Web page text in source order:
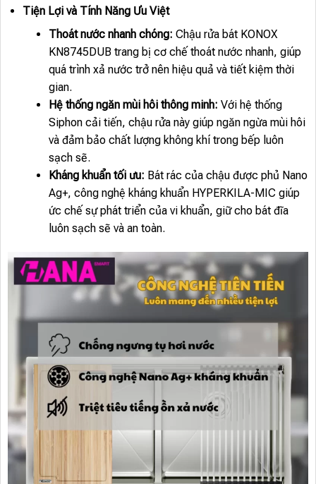
Tiện Lợi và Tính Năng Ưu Việt
Thoát nước nhanh chóng: Chậu rửa bát KONOX
KN8745DUB trang bị cơ chế thoát nước nhanh, giúp
quá trình xả nước trở nên hiệu quả và tiết kiệm thời
gian.
Hệ thống ngăn mùi hôi thông minh: Với hệ thống
Siphon cải tiến, chậu rửa này giúp ngăn ngừa mùi hôi
và đảm bảo chất lượng không khí trong bếp luôn
sạch sẽ.
Kháng khuẩn tối ưu: Bát rác của chậu được phủ Nano
Ag+, công nghệ kháng khuẩn HYPERKILA-MIC giúp
ức chế sự phát triển của vi khuẩn, giữ cho bát đĩa
luôn sạch sẽ và an toàn.